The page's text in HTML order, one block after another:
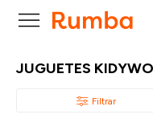

JUGUETES